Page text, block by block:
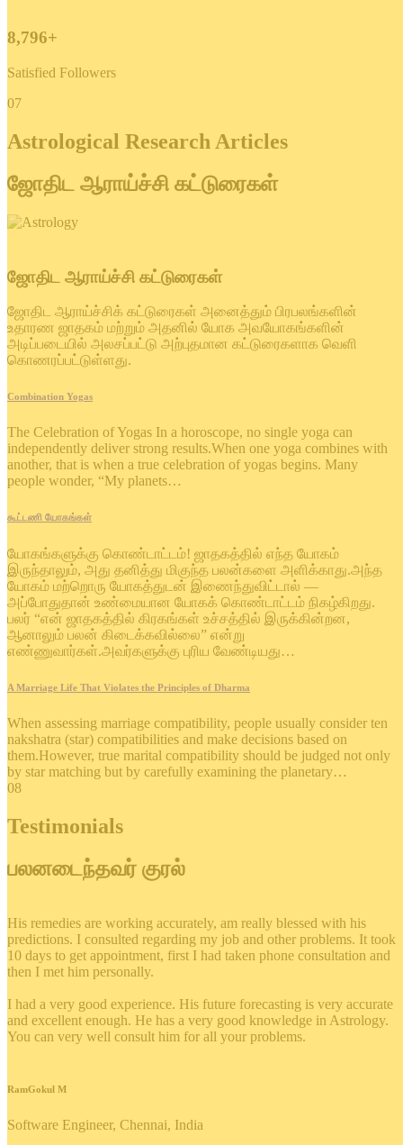
8,796+
Satisfied Followers
07
Astrological Research Articles
ஜோதிட ஆராய்ச்சி கட்டுரைகள்
ஜோதிட ஆராய்ச்சி கட்டுரைகள்
ஜோதிட ஆராய்ச்சிக் கட்டுரைகள் அனைத்தும் பிரபலங்களின்
உதாரண ஜாதகம் மற்றும் அதனில் யோக அவயோகங்களின்
அடிப்படையில் அலசப்பட்டு அற்புதமான கட்டுரைகளாக வெளி
கொணரப்பட்டுள்ளது.
Combination Yogas
The Celebration of Yogas In a horoscope, no single yoga can
independently deliver strong results.When one yoga combines with
another, that is when a true celebration of yogas begins. Many
people wonder, “My planets…
கூட்டணி யோகங்கள்
யோகங்களுக்கு கொண்டாட்டம்! ஜாதகத்தில் எந்த யோகம்
இருந்தாலும், அது தனித்து மிகுந்த பலன்களை அளிக்காது.அந்த
யோகம் மற்றொரு யோகத்துடன் இணைந்துவிட்டால் —
அப்போதுதான் உண்மையான யோகக் கொண்டாட்டம் நிகழ்கிறது.
பலர் “என் ஜாதகத்தில் கிரகங்கள் உச்சத்தில் இருக்கின்றன,
ஆனாலும் பலன் கிடைக்கவில்லை” என்று
எண்ணுவார்கள்.அவர்களுக்கு புரிய வேண்டியது…
A Marriage Life That Violates the Principles of Dharma
When assessing marriage compatibility, people usually consider ten
nakshatra (star) compatibilities and make decisions based on
them.However, true marital compatibility should be judged not only
by star matching but by carefully examining the planetary…
08
Testimonials
பலனடைந்தவர் குரல்
His remedies are working accurately, am really blessed with his
predictions. I consulted regarding my job and other problems. It took
10 days to get appointment, first I had taken phone consultation and
then I met him personally.
I had a very good experience. His future forecasting is very accurate
and excellent enough. He has a very good knowledge in Astrology.
You can very well consult him for all your problems.
RamGokul M
Software Engineer, Chennai, India